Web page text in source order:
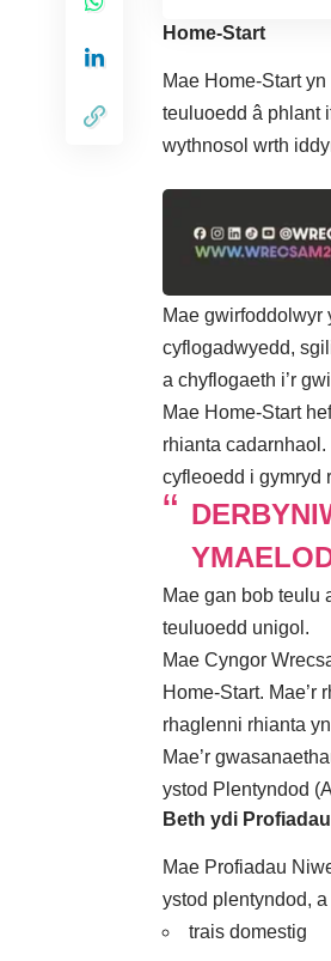
Home-Start
Mae Home-Start
teuluoedd â phlant
wythnosol wrth
Mae gwirfoddolwyr
cyflogadwyedd,
a chyflogaeth i’r
Mae Home-Start
rhianta
cyfleoedd i gymryd
Mae gan bob teulu
teuluoedd unigol.
Mae Cyngor
Home-Start.
rhaglenni rhianta
Mae’r
ystod Plentyndod
Beth ydi
Mae Profiadau
ystod plentyndod,
trais domestig